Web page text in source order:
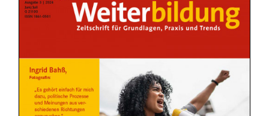
Varianten
können
auf
der
Produktseite